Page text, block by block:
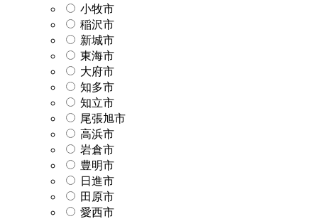
小牧市
稲沢市
新城市
東海市
大府市
知多市
知立市
尾張旭市
高浜市
岩倉市
豊明市
日進市
田原市
愛西市